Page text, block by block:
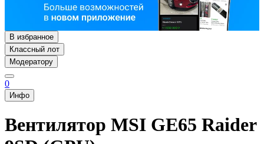
В избранное
Классный лот
Модератору
0
Инфо
Вентилятор MSI GE65 Raider